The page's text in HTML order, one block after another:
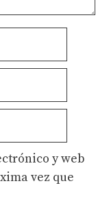
y web
vez que